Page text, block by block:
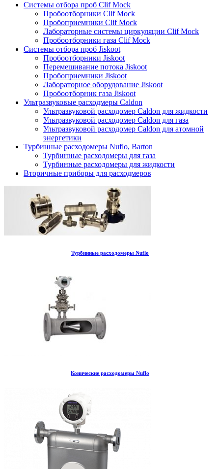
Системы отбора проб Clif Mock
Пробоотборники Clif Mock
Пробоприемники Clif Mock
Лабораторные системы циркуляции Clif Mock
Пробоотборники газа Clif Mock
Системы отбора проб Jiskoot
Пробоотборники Jiskoot
Перемешивание потока Jiskoot
Пробоприемники Jiskoot
Лабораторное оборудование Jiskoot
Пробоотборник газа Jiskoot
Ультразвуковые расходмеры Caldon
Ультразвуковой расходомер Caldon для жидкости
Ультразвуковой расходомер Caldon для газа
Ультразвуковой расходомер Caldon для атомной
энергетики
Турбинные расходомеры Nuflo, Barton
Турбинные расходомеры для газа
Турбинные расходомеры для жидкости
Вторичные приборы для расходмеров
Турбинные расходомеры Nuflo
Конические расходомеры Nuflo